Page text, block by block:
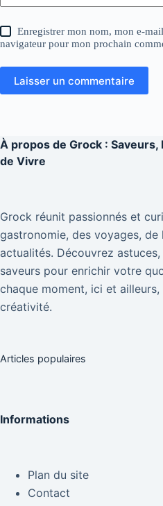
Enregistrer mon nom, mon e-
navigateur pour mon prochain
Laisser un commentaire
À propos de Grock :
de Vivre
Grock réunit passionnés et
gastronomie, des voyages, de
actualités. Découvrez
saveurs pour enrichir votre
chaque moment, ici et
créativité.
Articles populaires
Informations
Plan du site
Contact